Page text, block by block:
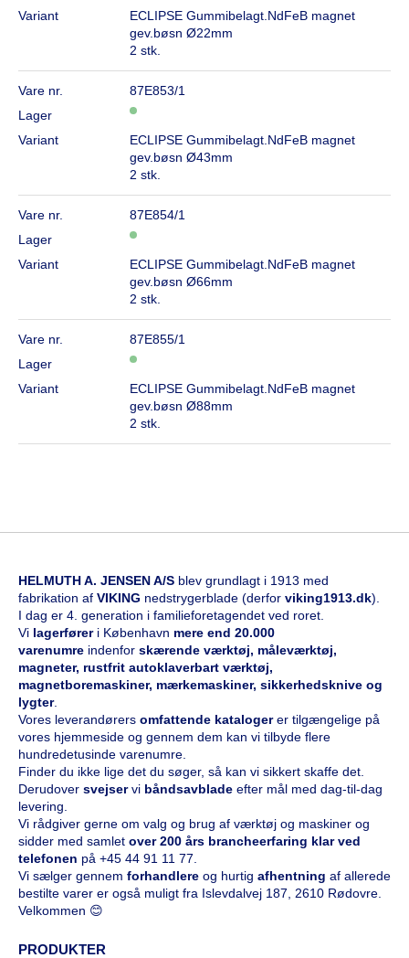
Variant
ECLIPSE Gummibelagt.NdFeB magnet
gev.bøsn Ø22mm
2 stk.
Vare nr.
87E853/1
Lager
Variant
ECLIPSE Gummibelagt.NdFeB magnet
gev.bøsn Ø43mm
2 stk.
Vare nr.
87E854/1
Lager
Variant
ECLIPSE Gummibelagt.NdFeB magnet
gev.bøsn Ø66mm
2 stk.
Vare nr.
87E855/1
Lager
Variant
ECLIPSE Gummibelagt.NdFeB magnet
gev.bøsn Ø88mm
2 stk.
HELMUTH A. JENSEN A/S blev grundlagt i 1913 med
fabrikation af VIKING nedstrygerblade (derfor viking1913.dk).
I dag er 4. generation i familieforetagendet ved roret.
Vi lagerfører i København mere end 20.000
varenumre indenfor skærende værktøj, måleværktøj,
magneter, rustfrit autoklaverbart værktøj,
magnetboremaskiner, mærkemaskiner, sikkerhedsknive og
lygter.
Vores leverandørers omfattende katalogerer tilgængelige på
vores hjemmeside og gennem dem kan vi tilbyde flere
hundredetusinde varenumre.
Finder du ikke lige det du søger, så kan vi sikkert skaffe det.
Derudover svejservi båndsavblade efter mål med dag-til-dag
levering.
Vi rådgiver gerne om valg og brug af værktøj og maskiner og
sidder med samlet over 200 års brancheerfaring klar ved
telefonen på +45 44 91 11 77
Vi sælger gennem forhandlere og hurtig afhentning af allerede
bestilte varer er også muligt fra Islevdalvej 187, 2610 Rødovre.
Velkommen 😊
PRODUKTER